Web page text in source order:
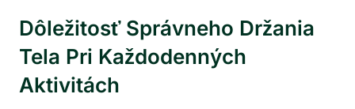
Dôležitosť Správneho Držania
Tela Pri Každodenných
Aktivitách